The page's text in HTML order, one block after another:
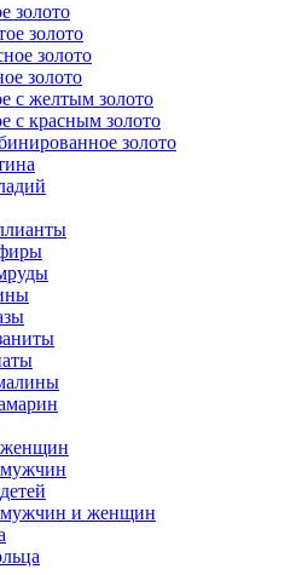
золото
золото
золото
золото
с желтым золото
с красным золото
золото
и женщин